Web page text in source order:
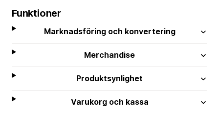
Funktioner
Marknadsföring och konvertering
Merchandise
Produktsynlighet
Varukorg och kassa